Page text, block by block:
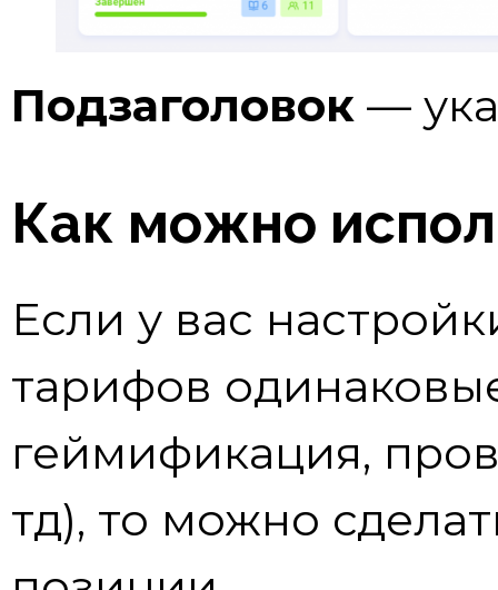
Подзаголовок —
Как можно
Если у вас
тарифов
геймификация,
тд), то можно